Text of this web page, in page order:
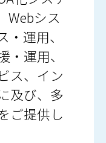
Webシス
運用、
運用、
ス、イン
及び、多
ご提供し